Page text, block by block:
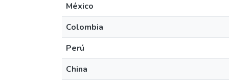
México
Colombia
Perú
China